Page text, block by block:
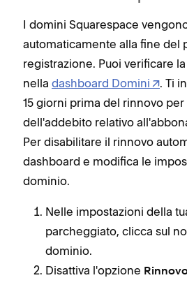
I domini Squarespace
automaticamente alla fine del
registrazione. Puoi verificare
nella dashboard Domini
. Ti
15 giorni prima del rinnovo per
dell'addebito relativo
Per disabilitare il rinnovo
dashboard e modifica le
dominio.
Nelle impostazioni della
parcheggiato, clicca sul
dominio.
Disattiva l'opzione